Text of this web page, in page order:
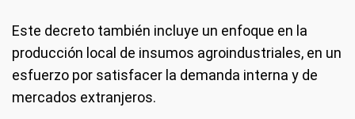
Este decreto también incluye un enfoque en la
producción local de insumos agroindustriales, en un
esfuerzo por satisfacer la demanda interna y de
mercados extranjeros.